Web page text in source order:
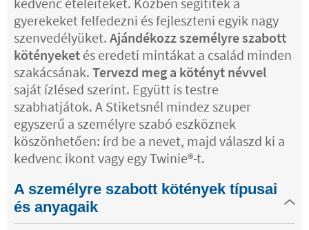
gyerekeket felfedezni és fejleszteni egyik nagy
szenvedélyüket. Ajándékozz személyre szabott
kötényeket és eredeti mintákat a család minden
szakácsának. Tervezd meg a kötényt névvel
saját ízlésed szerint. Együtt is testre
szabhatjátok. A Stiketsnél mindez szuper
egyszerű a személyre szabó eszköznek
köszönhetően: írd be a nevet, majd válaszd ki a
kedvenc ikont vagy egy Twinie®️-t.
A személyre szabott kötények típusai
és anyagaik